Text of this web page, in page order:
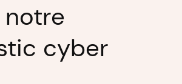
notre
cyber